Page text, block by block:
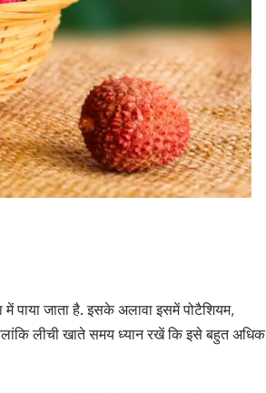
में पाया जाता है. इसके अलावा इसमें पोटैशियम,
लीची खाते समय ध्यान रखें कि इसे बहुत अधिक